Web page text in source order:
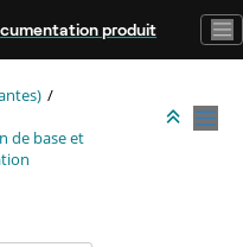
produit
de base et